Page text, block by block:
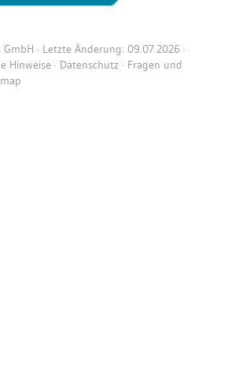
· Letzte Änderung: 09.07.2026 ·
Hinweise · Datenschutz · Fragen und